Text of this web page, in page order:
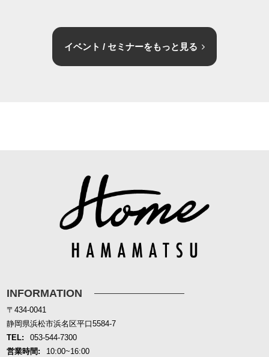
イベント / セミナーをもっと見る
INFORMATION
〒434-0041
静岡県浜松市浜名区平口5584-7
TEL:
053-544-7300
営業時間:
10:00~16:00